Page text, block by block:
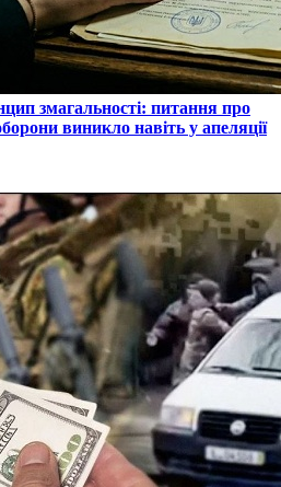
змагальності: питання про
виникло навіть у апеляції